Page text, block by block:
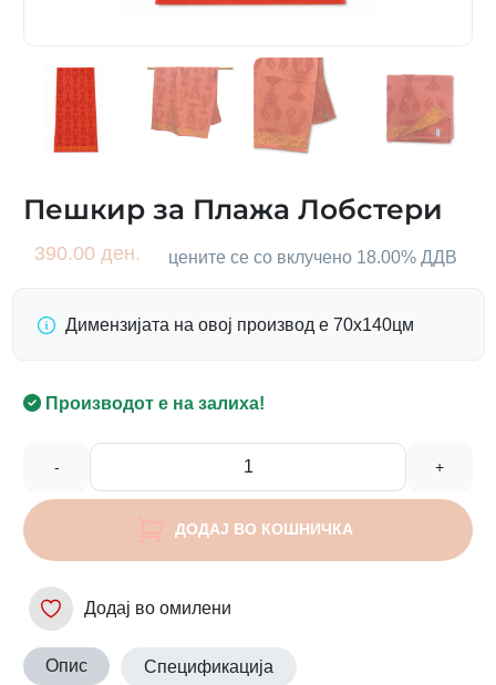
Пешкир за Плажа Лобстери
390.00 ден. цените се со вклучено 18.00% ДДВ
Димензијата на овој производ е 70х140цм
Производот е на залиха!
- +
ДОДАЈ ВО КОШНИЧКА
Додај во омилени
Опис Спецификација